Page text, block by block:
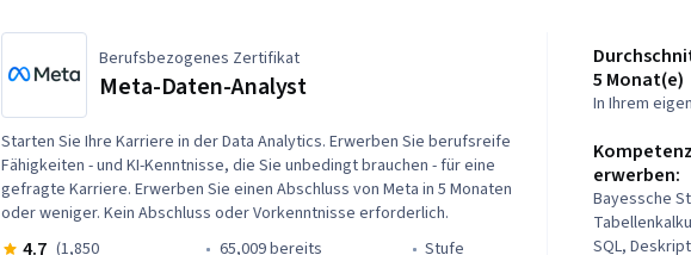
Berufsbezogenes Zertifikat
Meta-Daten-Analyst
Starten Sie Ihre Karriere in der Data Analytics. Erwerben Sie berufsreife
Fähigkeiten - und KI-Kenntnisse, die Sie unbedingt brauchen - für eine
gefragte Karriere. Erwerben Sie einen Abschluss von Meta in 5 Monaten
oder weniger. Kein Abschluss oder Vorkenntnisse erforderlich.
4.7 (1,850
65,009 bereits
stufe
5 Monat(e)
In Ihrem
erwerben:
Bayessche
SQL,